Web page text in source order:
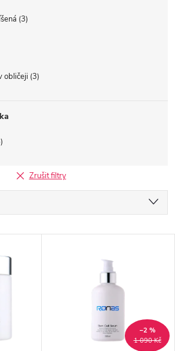
3
obličeji 3
Zrušit filtry
1 090 Kč
–2 %